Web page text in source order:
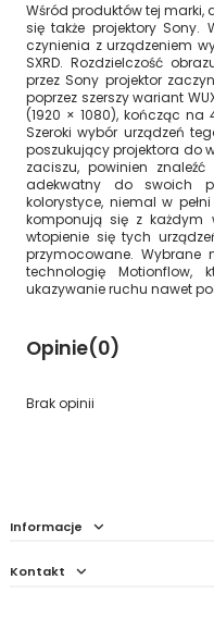
Wśród produktów tej marki,
się także projektory
czynienia z urządzeniem
SXRD. Rozdzielczość
przez Sony projektor
poprzez szerszy wariant
(1920 × 1080), kończąc na
Szeroki wybór urządzeń
poszukujący projektora do
zaciszu, powinien
adekwatny do swoich
kolorystyce, niemal w
komponują się z każdym
wtopienie się tych
przymocowane.
technologię Motionflow,
ukazywanie ruchu nawet
Opinie(0)
Brak opinii
Informacje
Kontakt